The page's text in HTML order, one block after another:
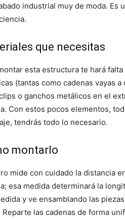
industrial muy de moda.
que necesitas
esta estructura te hará
(tantas como cadenas vayas
o ganchos metálicos en el
Con estos pocos elementos,
tendrás todo lo necesario.
montarlo
mide con cuidado la distancia
esa medida determinará la
y ve ensamblando las
Reparte las cadenas de forma